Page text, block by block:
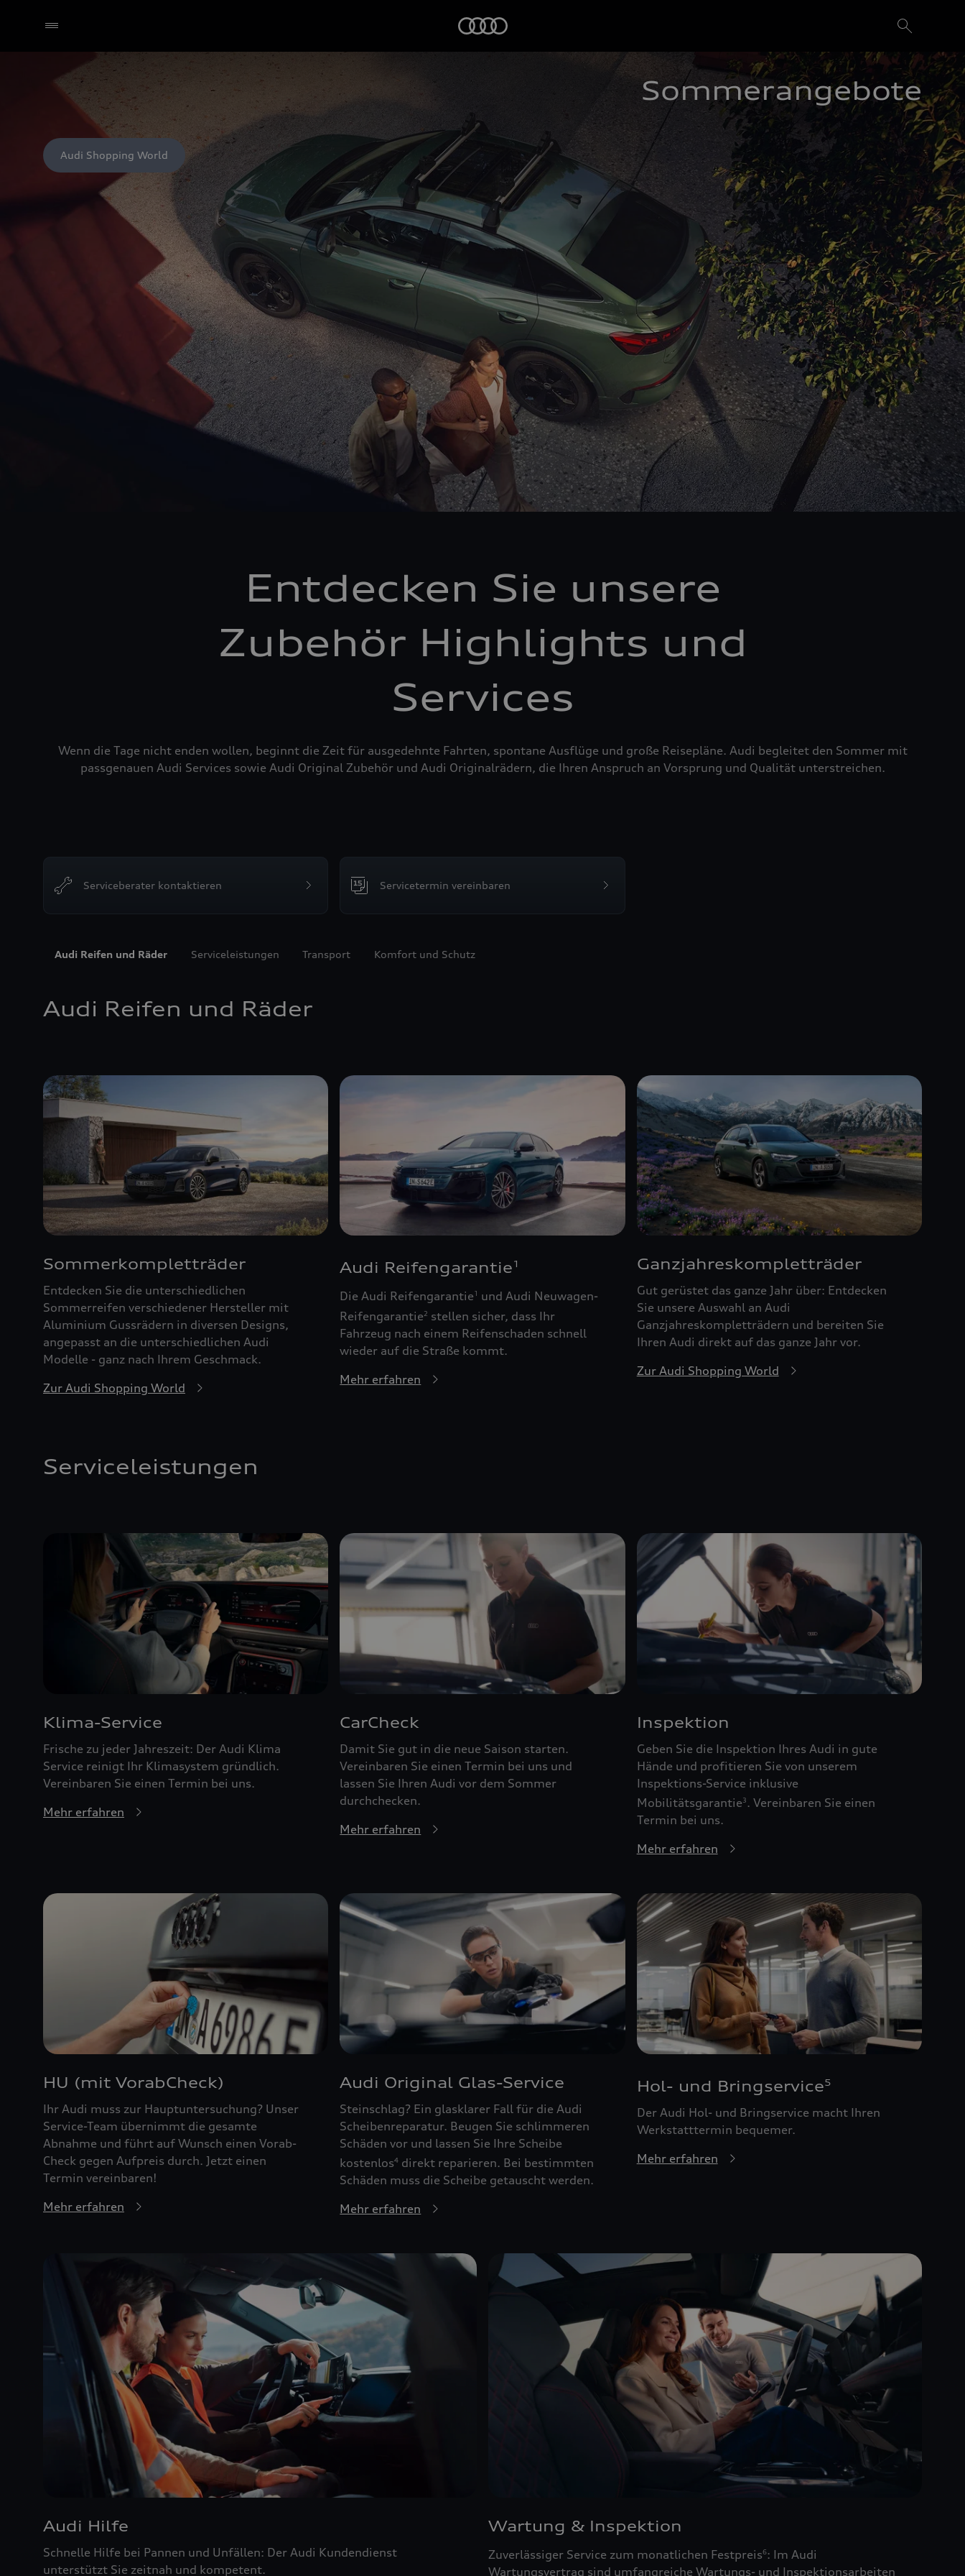
Sommerangebote
Audi Shopping World
Entdecken Sie unsere
Zubehör Highlights und
Services
Wenn die Tage nicht enden wollen, beginnt die Zeit für ausgedehnte Fahrten, spontane Ausflüge und große Reisepläne. Audi begleitet den Sommer mit
passgenauen Audi Services sowie Audi Original Zubehör und Audi Originalrädern, die Ihren Anspruch an Vorsprung und Qualität unterstreichen.
Serviceberater kontaktieren Servicetermin vereinbaren
Audi Reifen und Räder Serviceleistungen Transport Komfort und Schutz
Audi Reifen und Räder
Sommerkompletträder
Entdecken Sie die unterschiedlichen
Sommerreifen verschiedener Hersteller mit
Aluminium Gussrädern in diversen Designs,
angepasst an die unterschiedlichen Audi
Modelle - ganz nach Ihrem Geschmack.
Zur Audi Shopping World
Audi Reifengarantie 1
Die Audi Reifengarantie1
und Audi Neuwagen-
Reifengarantie2 stellen sicher, dass Ihr
Fahrzeug nach einem Reifenschaden schnell
wieder auf die Straße kommt.
Mehr erfahren
Ganzjahreskompletträder
Gut gerüstet das ganze Jahr über: Entdecken
Sie unsere Auswahl an Audi
Ganzjahreskompletträdern und bereiten Sie
Ihren Audi direkt auf das ganze Jahr vor.
Zur Audi Shopping World
Serviceleistungen
Klima-Service
Frische zu jeder Jahreszeit: Der Audi Klima
Service reinigt Ihr Klimasystem gründlich.
Vereinbaren Sie einen Termin bei uns.
Mehr erfahren
CarCheck
Damit Sie gut in die neue Saison starten.
Vereinbaren Sie einen Termin bei uns und
lassen Sie Ihren Audi vor dem Sommer
durchchecken.
Mehr erfahren
Inspektion
Geben Sie die Inspektion Ihres Audi in gute
Hände und profitieren Sie von unserem
Inspektions-Service inklusive
Mobilitätsgarantie3. Vereinbaren Sie einen
Termin bei uns.
Mehr erfahren
HU (mit VorabCheck)
Ihr Audi muss zur Hauptuntersuchung? Unser
Service-Team übernimmt die gesamte
Abnahme und führt auf Wunsch einen Vorab-
Check gegen Aufpreis durch. Jetzt einen
Termin vereinbaren!
Mehr erfahren
Audi Original Glas-Service
Steinschlag? Ein glasklarer Fall für die Audi
Scheibenreparatur. Beugen Sie schlimmeren
Schäden vor und lassen Sie Ihre Scheibe
kostenlos4 direkt reparieren. Bei bestimmten
Schäden muss die Scheibe getauscht werden.
Mehr erfahren
Hol- und Bringservice5
Der Audi Hol- und Bringservice macht Ihren
Werkstatttermin bequemer.
Mehr erfahren
Audi Hilfe
Schnelle Hilfe bei Pannen und Unfällen: Der Audi Kundendienst
unterstützt Sie zeitnah und kompetent.
Wartung & Inspektion
Zuverlässiger Service zum monatlichen Festpreis6: Im Audi
Wartungsvertrag sind umfangreiche Wartungs- und Inspektionsarbeiten